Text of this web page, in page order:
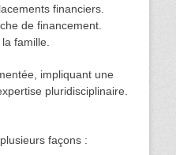
financiers.
de financement.
famille.
impliquant une
pluridisciplinaire.
façons :